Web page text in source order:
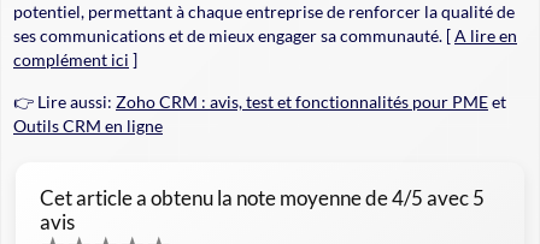
potentiel, permettant à chaque entreprise de renforcer la qualité de
ses communications et de mieux engager sa communauté. [A lire en
complément ici ]
👉 Lire aussi: Zoho CRM : avis, test et fonctionnalités pour PMEet
Outils CRM en ligne
Cet article a obtenu la note moyenne de4/5 avec5
avis